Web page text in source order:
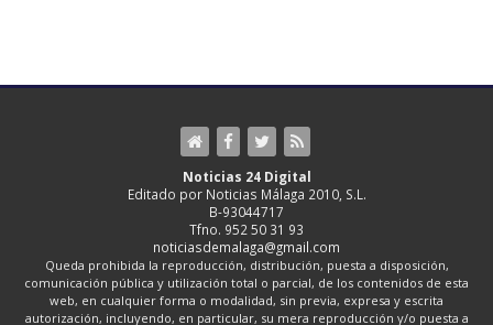
Noticias 24 Digital
Editado por Noticias Málaga 2010, S.L.
B-93044717
Tfno. 952 50 31 93
noticiasdemalaga@gmail.com
Queda prohibida la reproducción, distribución, puesta a disposición,
comunicación pública y utilización total o parcial, de los contenidos de esta
web, en cualquier forma o modalidad, sin previa, expresa y escrita
autorización, incluyendo, en particular, su mera reproducción y/o puesta a